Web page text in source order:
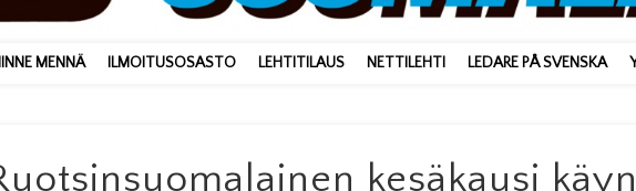
MENNÄ ILMOITUSOSASTO LEHTITILAUS NETTILEHTI LEDARE PÅ SVENSKA
kesäkausi